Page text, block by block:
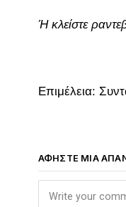
Ή κλείστε
Επιμέλεια:
ΑΦΉΣΤΕ ΜΙΑ